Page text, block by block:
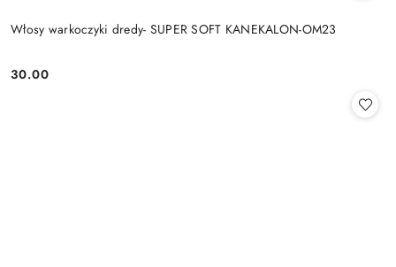
Włosy warkoczyki dredy- SUPER SOFT KANEKALON-OM23
Cena:
30.00